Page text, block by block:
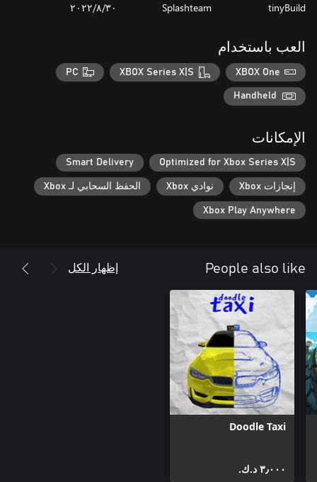
tinyBuild
Splashteam ٣٠‏/٨‏/٢٠٢٢
العب باستخدام
XBOX One
XBOX Series X|S
PC
Handheld
الإمكانات
Optimized for Xbox Series X|S
Smart Delivery
إنجازات Xbox نوادي Xbox الحفظ السحابي لـ Xbox
Xbox Play Anywhere
People also like إظهار الكل
Doodle Taxi
٣٫٠٠٠ د.ك.‏